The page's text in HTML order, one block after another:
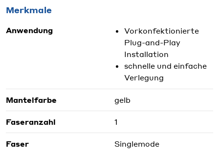
Merkmale
Anwendung
Vorkonfektionierte
Plug-and-Play
Installation
schnelle und einfache
Verlegung
Mantelfarbe gelb
Faseranzahl 1
Faser Singlemode